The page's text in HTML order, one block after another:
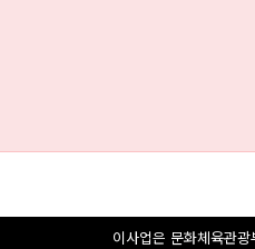
이사업은 문화체육관